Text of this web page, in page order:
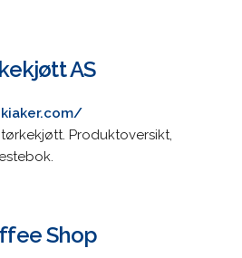
AS
Produktoversikt,
Shop